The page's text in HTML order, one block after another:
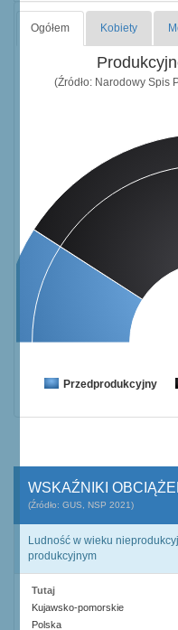
Ogółem Kobiety
(Źródło: Narodowy Spis
Przedprodukcyjny
WSKAŹNIKI
(Źródło: GUS, NSP 2021)
Ludność w wieku
produkcyjnym
Tutaj
Kujawsko-pomorskie
Polska